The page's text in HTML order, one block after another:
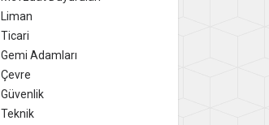
Liman
Ticari
Gemi Adamları
Çevre
Güvenlik
Teknik